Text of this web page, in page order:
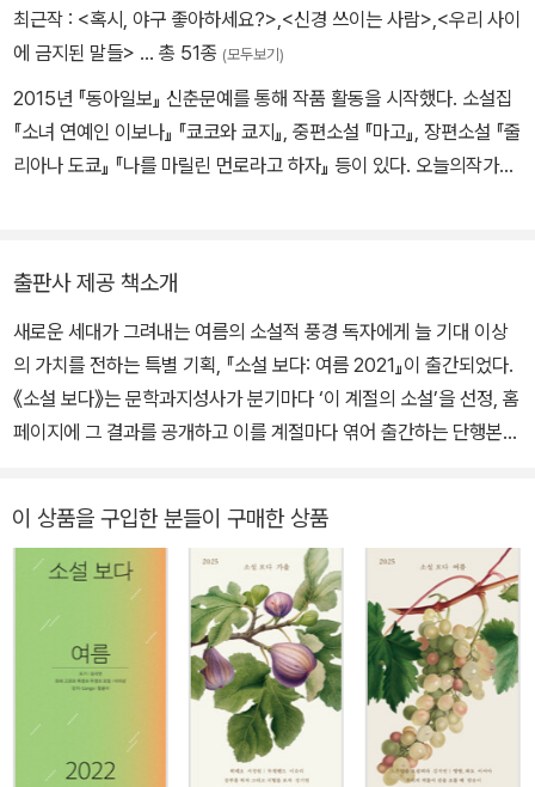
최근작 : <혹시, 야구 좋아하세요?>,<신경 쓰이는 사람>,<우리 사이
에 금지된 말들> … 총 51종 (모두보기)
2015년 『동아일보』 신춘문예를 통해 작품 활동을 시작했다. 소설집
『소녀 연예인 이보나』 『쿄코와 쿄지』, 중편소설 『마고』, 장편소설 『줄
리아나 도쿄』 『나를 마릴린 먼로라고 하자』 등이 있다. 오늘의작가상,
출판사 제공 책소개
새로운 세대가 그려내는 여름의 소설적 풍경 독자에게 늘 기대 이상
의 가치를 전하는 특별 기획, 『소설 보다: 여름 2021』이 출간되었다.
《소설 보다》는 문학과지성사가 분기마다 ‘이 계절의 소설’을 선정, 홈
페이지에 그 결과를 공개하고 이를 계절마다 엮어 출간하는 단행본
들의 소설은 물론 선정위원이 직접 참여한 작가와의 인터뷰를 수록하
여 독자들의 큰 호응을 얻었다. 앞으로도 매 계절 간행되는《소설 보
다》는 주목받는 젊은 작가와 독자를 가장 신속하고 긴밀하게 연결하
는 가교 역할을 충실히 해낼 것이다. 『소설 보다 : 여름 2021』에는 2
021년 봄 ‘이 계절의 소설’ 선정작인 서이제의 「#바보상자스타」, 이
서수의 「미조의 시대」, 한정현의 「쿄코와 쿄지」 총 3편과 작가 인터뷰
가 실렸다. 해당 작품은 제11회 문지문학상 후보가 된다. 선정위원(강
동호, 김보경, 김형중, 양순모, 이수형, 조연정, 조효원, 홍성희)은 매
이 상품을 구입한 분들이 구매한 상품